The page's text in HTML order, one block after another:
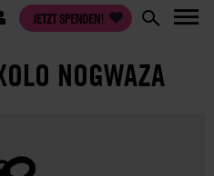
JETZT SPENDEN!
NOGWAZA